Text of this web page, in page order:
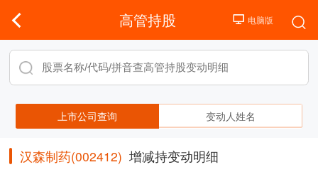
高管持股
上市公司查询 变动人姓名
汉森制药(002412) 增减持变动明细